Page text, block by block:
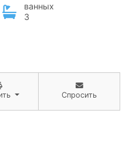
ванных
3
Спросить